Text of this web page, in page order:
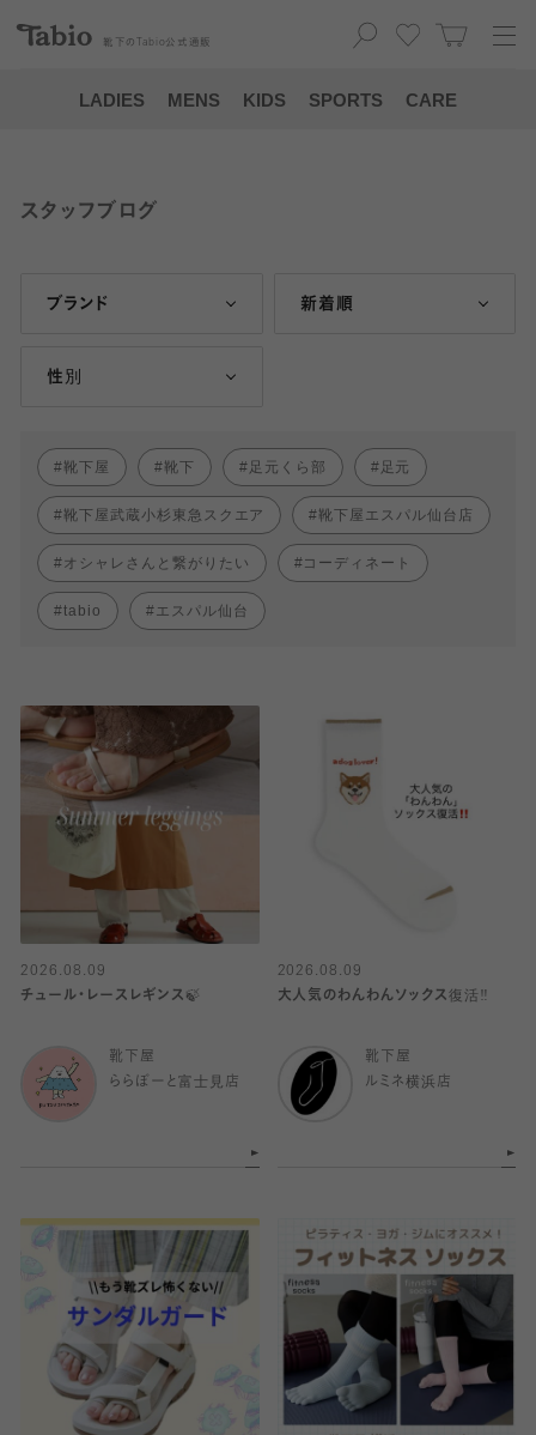
靴下の Tabio 公式通販
LADIES MENS KIDS SPORTS CARE
スタッフブログ
ブランド 新着順
性別
靴下屋 靴下 足元くら部 足元
靴下屋武蔵小杉東急スクエア 靴下屋エスパル仙台店
オシャレさんと繋がりたい コーディネート
tabio エスパル仙台
2026.08.09
チュール・レースレギンス🍃
靴下屋
ららぽーと富士見店
2026.08.09
大人気のわんわんソックス復活‼️
靴下屋
ルミネ横浜店